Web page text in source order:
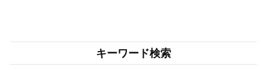
キーワード検索